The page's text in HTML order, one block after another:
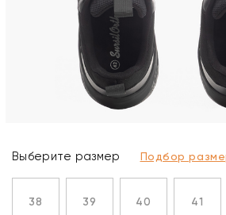
Выберите размер Подбор
38 39 40 41